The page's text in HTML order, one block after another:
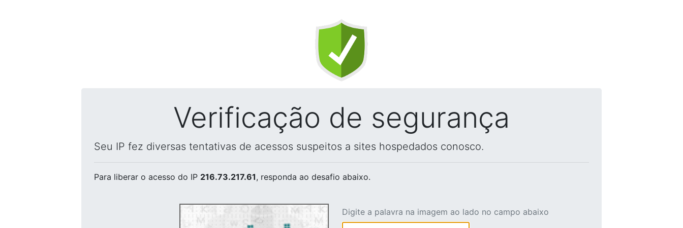
Verificação de segurança
Seu IP fez diversas tentativas de acessos suspeitos a sites hospedados conosco.
Para liberar o acesso do IP 216.73.217.61, responda ao desafio abaixo.
Digite a palavra na imagem ao lado no campo abaixo